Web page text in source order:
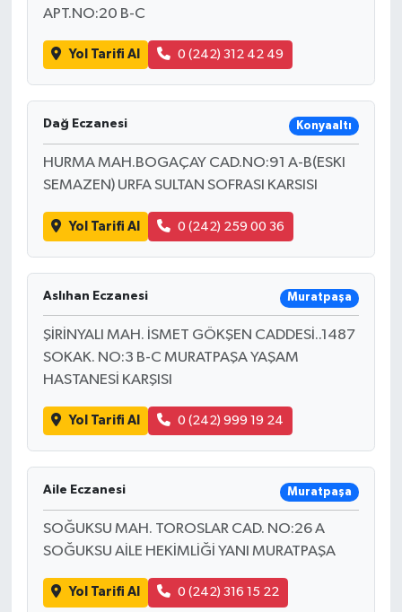
APT.NO:20 B-C
Yol Tarifi Al 0 (242) 312 42 49
Dağ Eczanesi Konyaaltı
HURMA MAH.BOGAÇAY CAD.NO:91 A-B(ESKI
SEMAZEN) URFA SULTAN SOFRASI KARSISI
Yol Tarifi Al 0 (242) 259 00 36
Aslıhan Eczanesi Muratpaşa
ŞİRİNYALI MAH. İSMET GÖKŞEN CADDESİ..1487
SOKAK. NO:3 B-C MURATPAŞA YAŞAM
HASTANESİ KARŞISI
Yol Tarifi Al 0 (242) 999 19 24
Aile Eczanesi Muratpaşa
SOĞUKSU MAH. TOROSLAR CAD. NO:26 A
SOĞUKSU AİLE HEKİMLİĞİ YANI MURATPAŞA
Yol Tarifi Al 0 (242) 316 15 22